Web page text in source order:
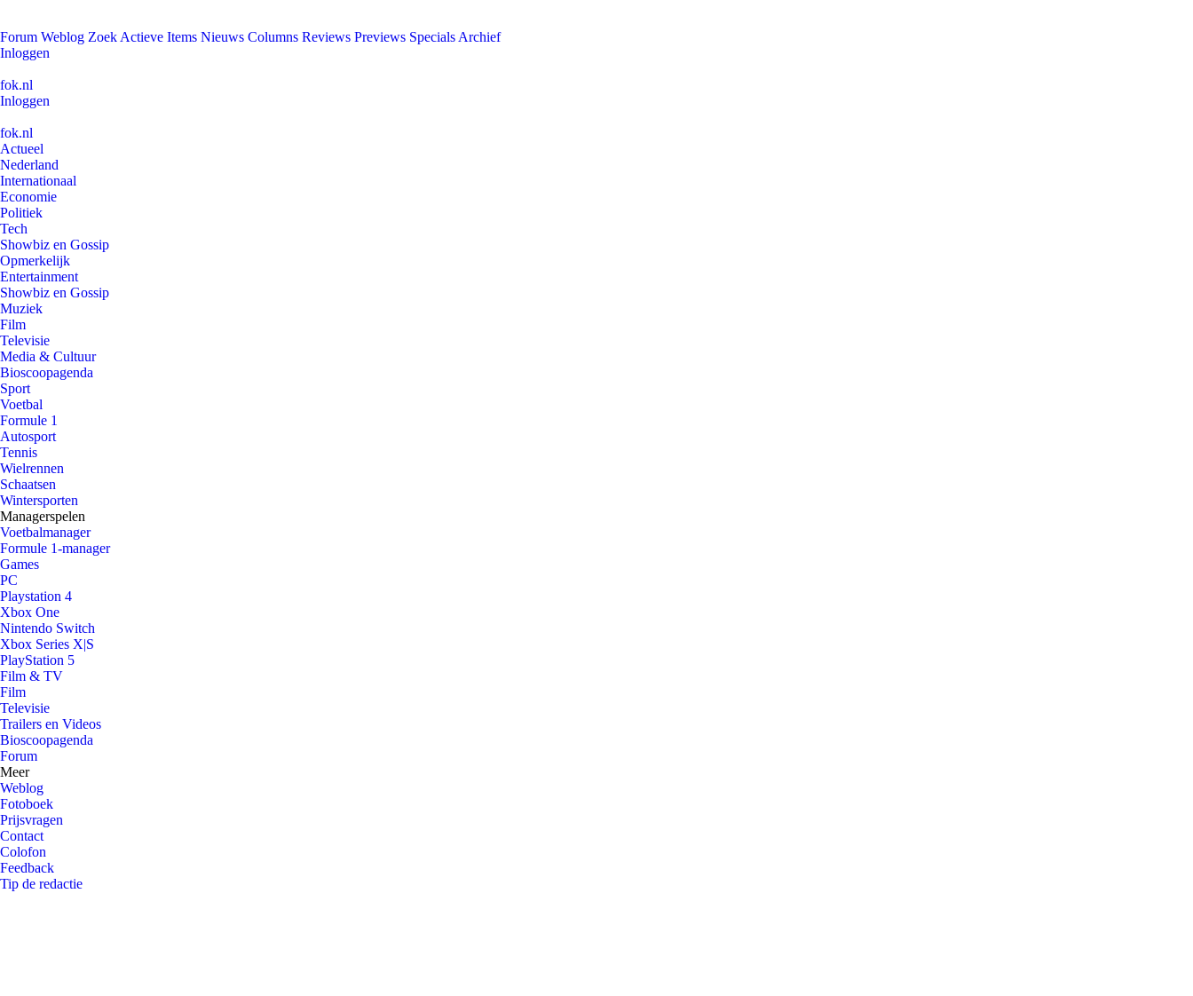
Forum Weblog Zoek Actieve Items Nieuws Columns Reviews Previews Specials Archief
Inloggen
fok.nl
Inloggen
fok.nl
Actueel
Nederland
Internationaal
Economie
Politiek
Tech
Showbiz en Gossip
Opmerkelijk
Entertainment
Showbiz en Gossip
Muziek
Film
Televisie
Media & Cultuur
Bioscoopagenda
Sport
Voetbal
Formule 1
Autosport
Tennis
Wielrennen
Schaatsen
Wintersporten
Managerspelen
Voetbalmanager
Formule 1-manager
Games
PC
Playstation 4
Xbox One
Nintendo Switch
Xbox Series X|S
PlayStation 5
Film & TV
Film
Televisie
Trailers en Videos
Bioscoopagenda
Forum
Meer
Weblog
Fotoboek
Prijsvragen
Contact
Colofon
Feedback
Tip de redactie